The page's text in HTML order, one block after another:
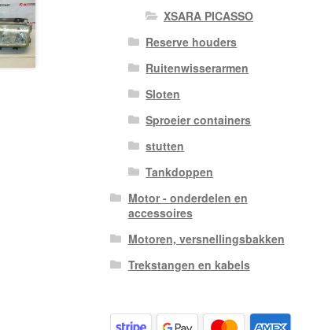
XSARA PICASSO
Reserve houders
Ruitenwisserarmen
Sloten
Sproeier containers
stutten
Tankdoppen
Motor - onderdelen en
accessoires
Motoren, versnellingsbakken
Trekstangen en kabels